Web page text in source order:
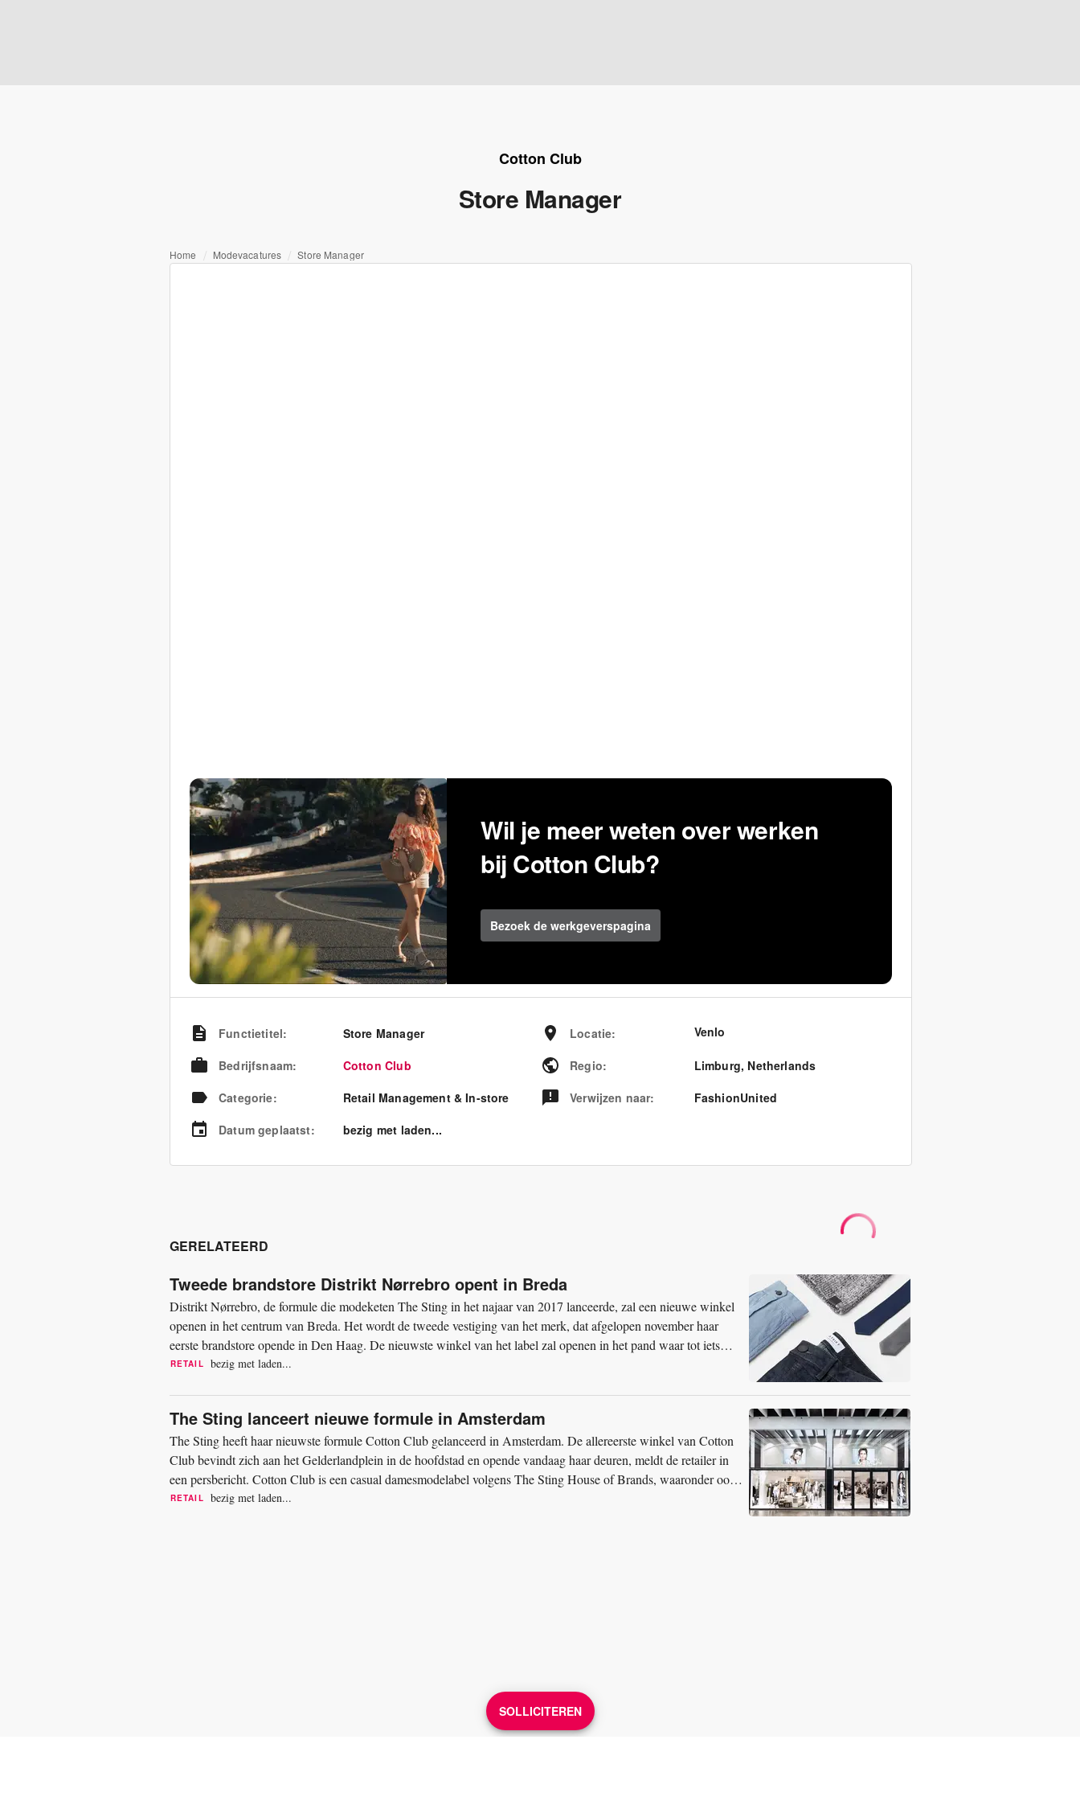
Cotton Club
Store Manager
Home Modevacatures Store Manager
SOLLICITEREN
Wil je meer weten over werken
bij Cotton Club?
Bezoek de werkgeverspagina
Functietitel:
Store Manager
Bedrijfsnaam:
Cotton Club
Categorie:
Retail Management & In-store
Datum geplaatst: bezig met laden...
Locatie: Venlo
Regio: Limburg, Netherlands
Verwijzen naar: FashionUnited
GERELATEERD
Tweede brandstore Distrikt Nørrebro opent in Breda
Distrikt Nørrebro, de formule die modeketen The Sting in het najaar van 2017 lanceerde, zal een nieuwe winkel
openen in het centrum van Breda. Het wordt de tweede vestiging van het merk, dat afgelopen november haar
eerste brandstore opende in Den Haag. De nieuwste winkel van het label zal openen in het pand waar tot iets
meer dan een jaar...
RETAIL bezig met laden...
The Sting lanceert nieuwe formule in Amsterdam
The Sting heeft haar nieuwste formule Cotton Club gelanceerd in Amsterdam. De allereerste winkel van Cotton
Club bevindt zich aan het Gelderlandplein in de hoofdstad en opende vandaag haar deuren, meldt de retailer in
een persbericht. Cotton Club is een casual damesmodelabel volgens The Sting House of Brands, waaronder ook
The Sting en Costes...
RETAIL bezig met laden...